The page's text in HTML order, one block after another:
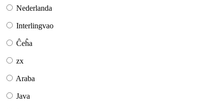
Nederlanda
Interlingvao
Ĉeĥa
zx
Araba
Java